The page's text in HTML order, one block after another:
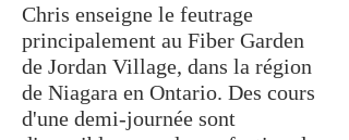
Chris enseigne le feutrage
principalement au Fiber Garden
de Jordan Village, dans la région
de Niagara en Ontario. Des cours
d'une demi-journée sont